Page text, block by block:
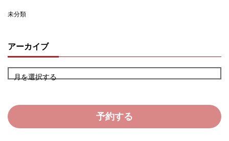
未分類
アーカイブ
月を選択する
予約する